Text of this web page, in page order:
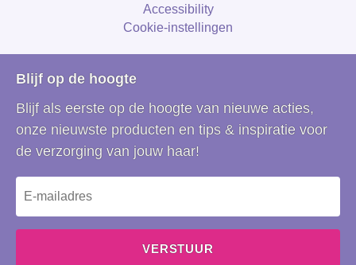
Contact
Blijf op de hoogte
Blijf als eerste op de hoogte van nieuwe acties,
de verzorging van jouw haar!